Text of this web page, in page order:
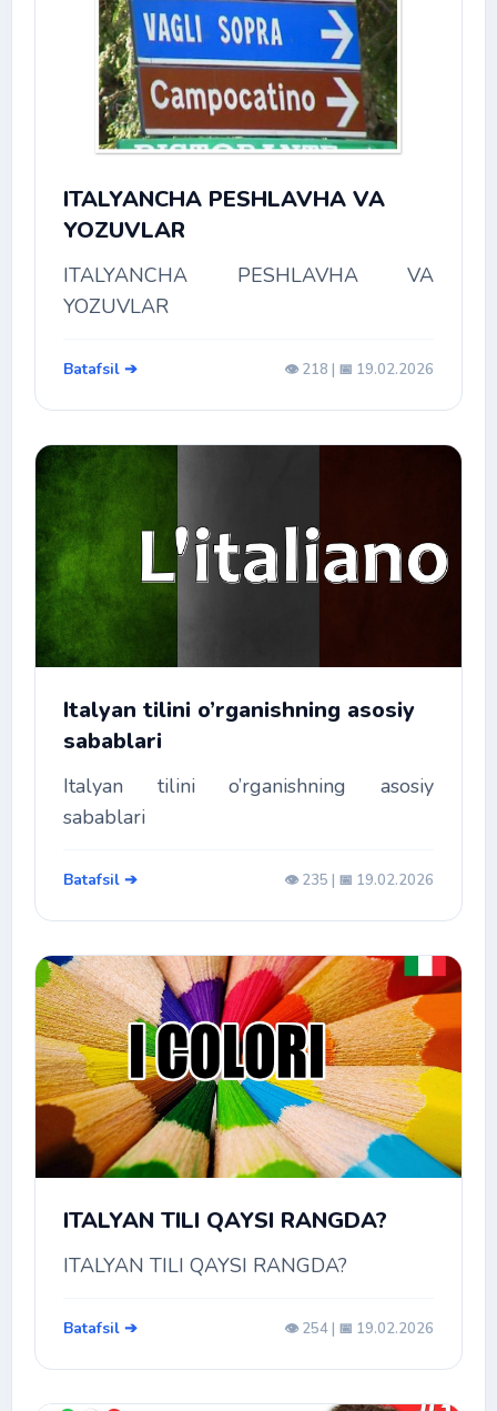
ITALYANCHA PESHLAVHA VA
YOZUVLAR
ITALYANCHA PESHLAVHA VA
YOZUVLAR
Batafsil ➔ 👁️ 218 | 📅 19.02.2026
Italyan tilini o’rganishning asosiy
sabablari
Italyan tilini o’rganishning asosiy
sabablari
Batafsil ➔ 👁️ 235 | 📅 19.02.2026
ITALYAN TILI QAYSI RANGDA?
ITALYAN TILI QAYSI RANGDA?
Batafsil ➔ 👁️ 254 | 📅 19.02.2026